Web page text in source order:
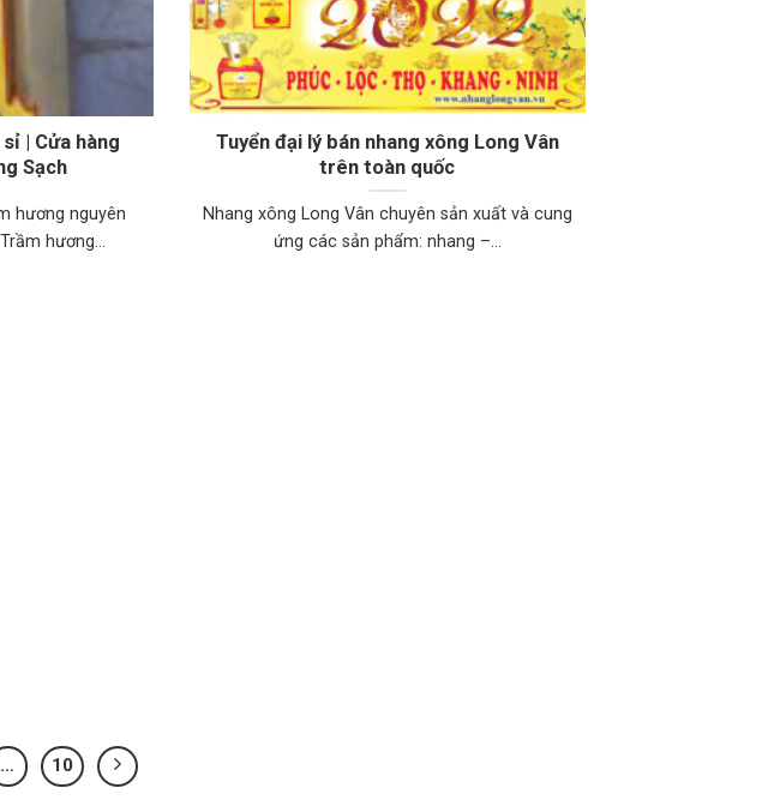
| Cửa hàng
Sạch
hương nguyên
hương...
Tuyển đại lý bán nhang xông Long Vân
trên toàn quốc
Nhang xông Long Vân chuyên sản xuất và cung
ứng các sản phẩm: nhang –...
… 10